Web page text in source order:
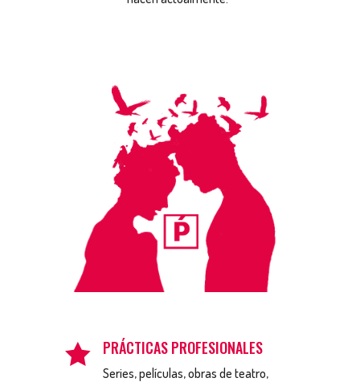
 PRÁCTICAS PROFESIONALES
Series, películas, obras de teatro,